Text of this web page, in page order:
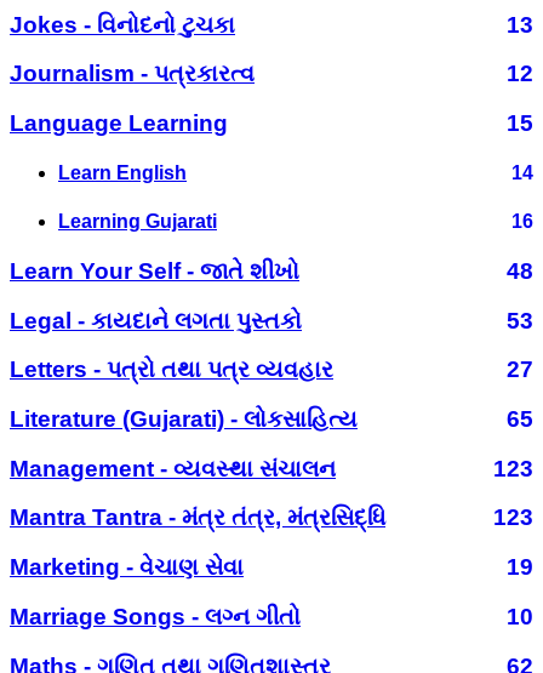
Jokes - વિનોદનો ટુચકા
13
Journalism - પત્રકારત્વ
12
Language Learning
15
Learn English 14
Learning Gujarati 16
Learn Your Self - જાતે શીખો
48
Legal - કાયદાને લગતા પુસ્તકો
53
Letters - પત્રો તથા પત્ર વ્યવહાર
27
Literature (Gujarati) - લોકસાહિત્ય
65
Management - વ્યવસ્થા સંચાલન
123
Mantra Tantra - મંત્ર તંત્ર, મંત્રસિદ્ધિ
123
Marketing - વેચાણ સેવા
19
Marriage Songs - લગ્ન ગીતો
10
Maths - ગણિત તથા ગણિતશાસ્ત્ર
62